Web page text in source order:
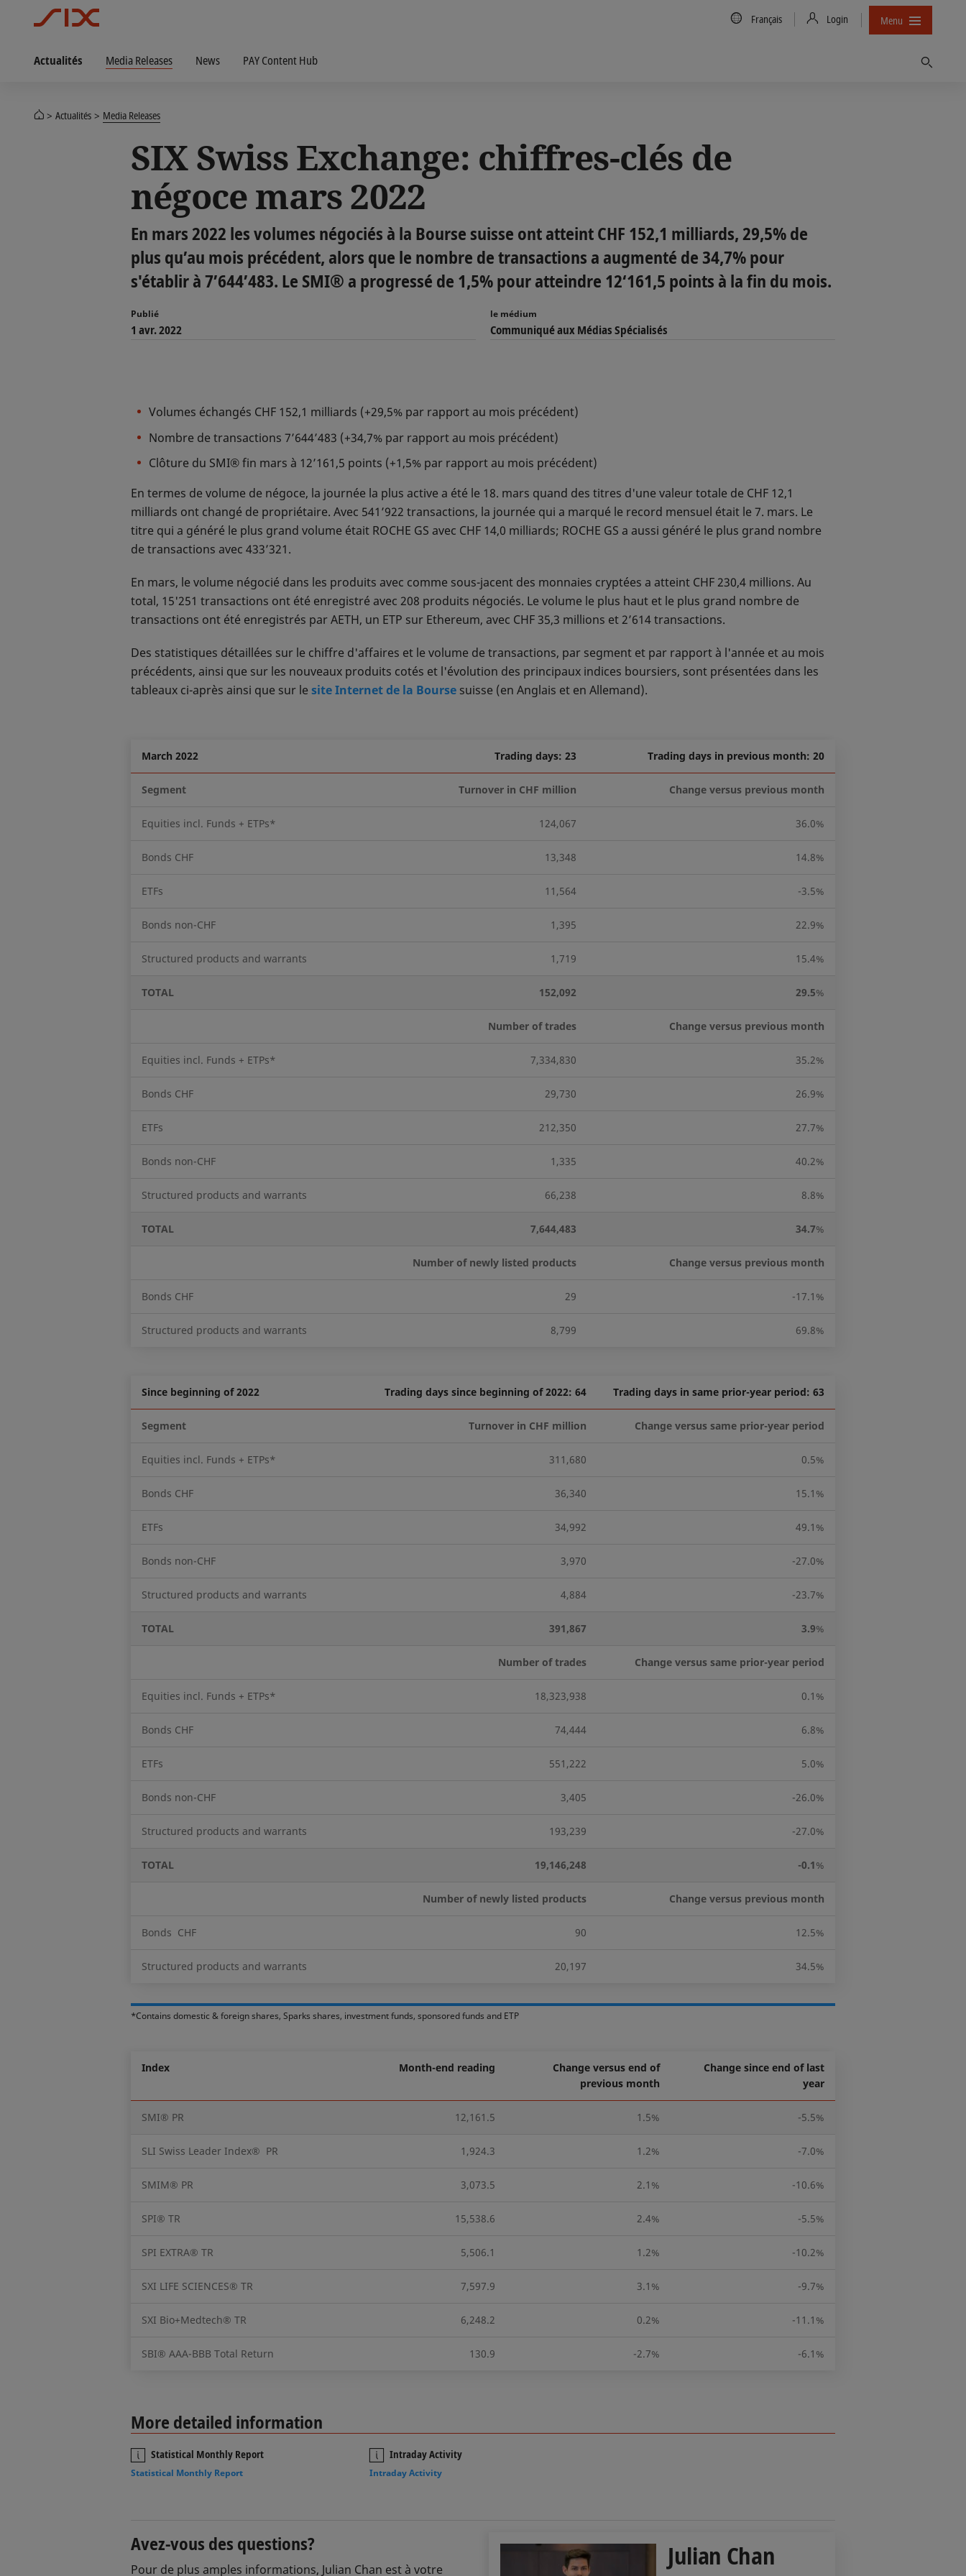
Country/Language
Français Login Menu
Actualités Media Releases News PAY Content Hub
Actualités Media Releases
SIX Swiss Exchange: chiffres-clés de
négoce mars 2022
En mars 2022 les volumes négociés à la Bourse suisse ont atteint CHF 152,1 milliards, 29,5% de
plus qu’au mois précédent, alors que le nombre de transactions a augmenté de 34,7% pour
s'établir à 7’644’483. Le SMI® a progressé de 1,5% pour atteindre 12‘161,5 points à la fin du mois.
Publié
1 avr. 2022
le médium
Communiqué aux Médias Spécialisés
Volumes échangés CHF 152,1 milliards (+29,5% par rapport au mois précédent)
Nombre de transactions 7’644’483 (+34,7% par rapport au mois précédent)
Clôture du SMI® fin mars à 12’161,5 points (+1,5% par rapport au mois précédent)
En termes de volume de négoce, la journée la plus active a été le 18. mars quand des titres d'une valeur totale de CHF 12,1
milliards ont changé de propriétaire. Avec 541’922 transactions, la journée qui a marqué le record mensuel était le 7. mars. Le
titre qui a généré le plus grand volume était ROCHE GS avec CHF 14,0 milliards; ROCHE GS a aussi généré le plus grand nombre
de transactions avec 433’321.
En mars, le volume négocié dans les produits avec comme sous-jacent des monnaies cryptées a atteint CHF 230,4 millions. Au
total, 15'251 transactions ont été enregistré avec 208 produits négociés. Le volume le plus haut et le plus grand nombre de
transactions ont été enregistrés par AETH, un ETP sur Ethereum, avec CHF 35,3 millions et 2’614 transactions.
Des statistiques détaillées sur le chiffre d'affaires et le volume de transactions, par segment et par rapport à l'année et au mois
précédents, ainsi que sur les nouveaux produits cotés et l'évolution des principaux indices boursiers, sont présentées dans les
tableaux ci-après ainsi que sur lesite Internet de la Bourse suisse (en Anglais et en Allemand).
March 2022 Trading days: 23 Trading days in previous month: 20
Segment Turnover in CHF million Change versus previous month
Equities incl. Funds + ETPs* 124,067 36.0%
Bonds CHF 13,348 14.8%
ETFs 11,564 -3.5%
Bonds non-CHF 1,395 22.9%
Structured products and warrants 1,719 15.4%
TOTAL 152,092 29.5%
Number of trades Change versus previous month
Equities incl. Funds + ETPs* 7,334,830 35.2%
Bonds CHF 29,730 26.9%
ETFs 212,350 27.7%
Bonds non-CHF 1,335 40.2%
Structured products and warrants 66,238 8.8%
TOTAL 7,644,483 34.7%
Number of newly listed products Change versus previous month
Bonds CHF 29 -17.1%
Structured products and warrants 8,799 69.8%
Since beginning of 2022 Trading days since beginning of 2022: 64 Trading days in same prior-year period: 63
Segment Turnover in CHF million Change versus same prior-year period
Equities incl. Funds + ETPs* 311,680 0.5%
Bonds CHF 36,340 15.1%
ETFs 34,992 49.1%
Bonds non-CHF 3,970 -27.0%
Structured products and warrants 4,884 -23.7%
TOTAL 391,867 3.9%
Number of trades Change versus same prior-year period
Equities incl. Funds + ETPs* 18,323,938 0.1%
Bonds CHF 74,444 6.8%
ETFs 551,222 5.0%
Bonds non-CHF 3,405 -26.0%
Structured products and warrants 193,239 -27.0%
TOTAL 19,146,248 -0.1%
Number of newly listed products Change versus previous month
Bonds CHF 90 12.5%
Structured products and warrants 20,197 34.5%
*Contains domestic & foreign shares, Sparks shares, investment funds, sponsored funds and ETP
Index Month-end reading
Change versus end of
previous month
Change since end of last
year
SMI® PR 12,161.5 1.5% -5.5%
SLI Swiss Leader Index® PR 1,924.3 1.2% -7.0%
SMIM® PR 3,073.5 2.1% -10.6%
SPI® TR 15,538.6 2.4% -5.5%
SPI EXTRA® TR 5,506.1 1.2% -10.2%
SXI LIFE SCIENCES® TR 7,597.9 3.1% -9.7%
SXI Bio+Medtech® TR 6,248.2 0.2% -11.1%
SBI® AAA-BBB Total Return 130.9 -2.7% -6.1%
More detailed information
Statistical Monthly Report
Statistical Monthly Report
Intraday Activity
Intraday Activity
Avez-vous des questions?
Pour de plus amples informations, Julian Chan est à votre Julian Chan